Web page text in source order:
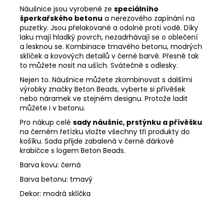
Náušnice jsou vyrobené ze speciálního
šperkařského betonu a nerezového zapínání na
puzetky. Jsou přelakované a odolné proti vodě. Díky
laku mají hladký povrch, nezadrhávají se o oblečení
a lesknou se. Kombinace tmavého betonu, modrých
sklíček a kovových detailů v černé barvě. Přesně tak
to můžete nosit na uších. Svátečně s odlesky.
Nejen to. Náušnice můžete zkombinovat s dalšími
výrobky značky Beton Beads, vyberte si přívěšek
nebo náramek ve stejném designu. Protože ladit
můžete i v betonu.
Pro nákup celé sady náušnic, prstýnku a přívěšku
na černém řetízku vložte všechny tři produkty do
košíku. Sada přijde zabalená v černé dárkové
krabičce s logem Beton Beads.
Barva kovu: černá
Barva betonu: tmavý
Dekor: modrá sklíčka